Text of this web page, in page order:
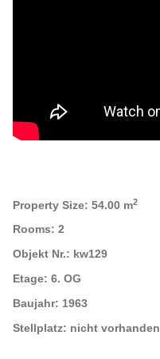
Property Size: 54.00 m2
Rooms: 2
Objekt Nr.: kw129
Etage: 6. OG
Baujahr: 1963
Stellplatz: nicht vorhanden